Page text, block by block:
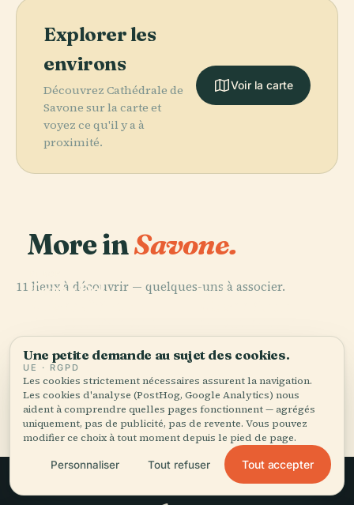
Explorer les
environs
Découvrez Cathédrale de
Savone sur la carte et
voyez ce qu'il y a à
proximité.
Voir la carte
More inSavone.
11 lieux à découvrir — quelques-uns à associer.
Torre Del
PLACE
PLACE PLACE
Tous les 11 lieux de Savone
Une petite demande au sujet des cookies.
UE · RGPD
Les cookies strictement nécessaires assurent la navigation.
Les cookies d'analyse (PostHog, Google Analytics) nous
aident à comprendre quelles pages fonctionnent — agrégés
uniquement, pas de publicité, pas de revente. Vous pouvez
modifier ce choix à tout moment depuis le pied de page.
Personnaliser Tout refuser Tout accepter